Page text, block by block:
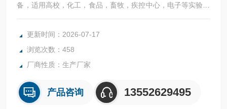
备，适用高校，化工，食品，畜牧，疾控中心，电子等实验研
究科室。
更新时间：2026-07-17
浏览次数：458
厂商性质：生产厂家
产品咨询 13552629495